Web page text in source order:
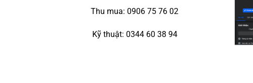
Thu mua: 0906 75 76 02
Kỹ thuật: 0344 60 38 94